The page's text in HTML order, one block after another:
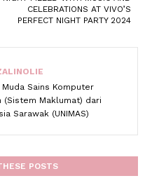
CELEBRATIONS AT VIVO’S
PERFECT NIGHT PARTY 2024
Muda Sains Komputer
(Sistem Maklumat) dari
Sarawak (UNIMAS)
POSTS